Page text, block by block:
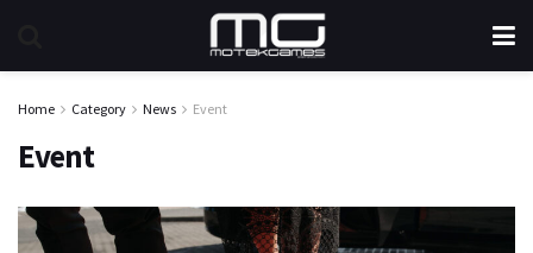
Home Category News Event
Event